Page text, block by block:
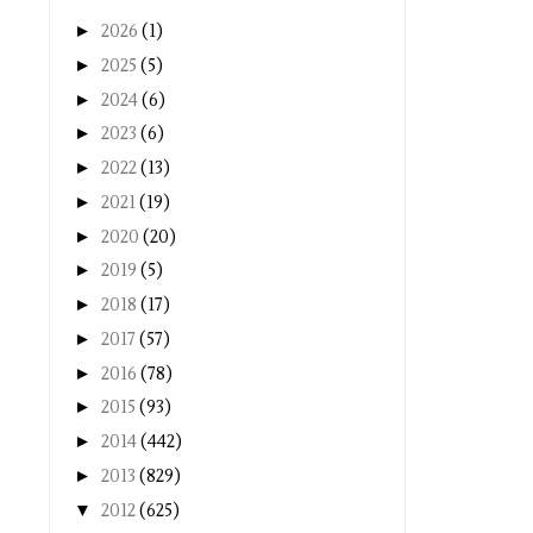
► 2026 (1)
► 2025 (5)
► 2024(6)
► 2023 (6)
► 2022(13)
► 2021(19)
► 2020 (20)
► 2019 (5)
► 2018 (17)
► 2017 (57)
► 2016 (78)
► 2015 (93)
► 2014(442)
► 2013 (829)
▼ 2012(625)